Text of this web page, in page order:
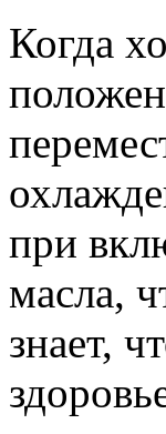
Когда
при
масла,
знает,